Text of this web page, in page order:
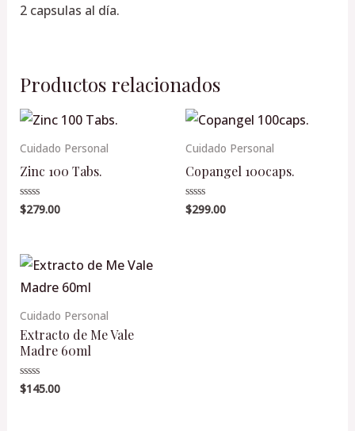
2 capsulas al día.
Productos relacionados
Cuidado Personal
Zinc 100 Tabs.
Valorado
en
$279.00
Cuidado Personal
Copangel 100caps.
Valorado
en
$299.00
Cuidado Personal
Extracto de Me Vale
Madre 60ml
Valorado
en
$145.00